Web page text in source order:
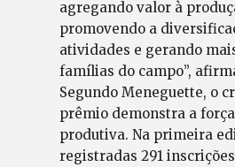
agregando valor à
promovendo a
atividades e gerando
famílias do campo”,
Segundo Meneguette, o
prêmio demonstra a
produtiva. Na primeira
registradas 291